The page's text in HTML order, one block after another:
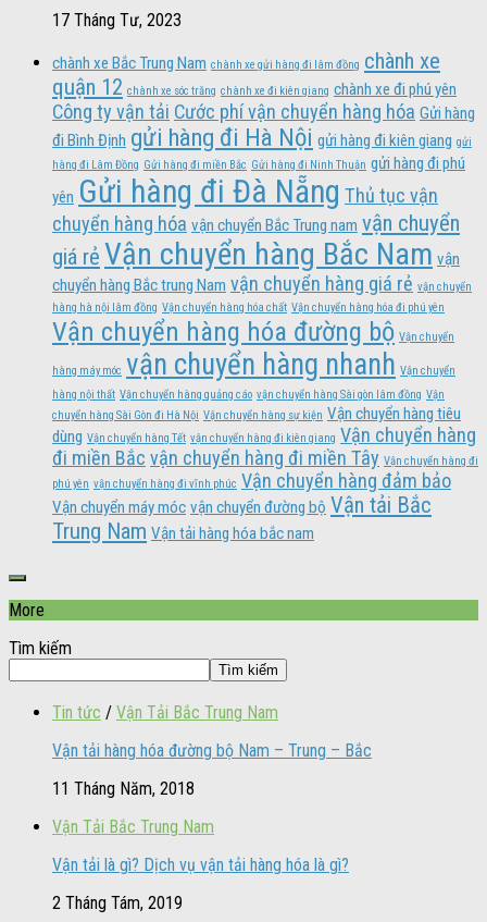
17 Tháng Tư, 2023
chành xe Bắc Trung Nam chành xe gửi hàng đi lâm đồng chành xe
quận 12 chành xe sóc trăng chành xe đi kiên giang chành xe đi phú yên
Công ty vận tải Cước phí vận chuyển hàng hóa Gửi hàng
đi Bình Định gửi hàng đi Hà Nội gửi hàng đi kiên giang gửi
hàng đi Lâm Đồng Gửi hàng đi miền Bắc Gửi hàng đi Ninh Thuận gửi hàng đi phú
yên Gửi hàng đi Đà Nẵng Thủ tục vận
chuyển hàng hóa vận chuyển Bắc Trung nam vận chuyển
giá rẻ Vận chuyển hàng Bắc Nam vận
chuyển hàng Bắc trung Nam vận chuyển hàng giá rẻ vận chuyển
hàng hà nội lâm đồng Vận chuyển hàng hóa chất Vận chuyển hàng hóa đi phú yên
Vận chuyển hàng hóa đường bộ Vận chuyển
hàng máy móc vận chuyển hàng nhanh Vận chuyển
hàng nội thất Vận chuyển hàng quảng cáo vận chuyển hàng Sài gòn lâm đồng Vận
chuyển hàng Sài Gòn đi Hà Nội Vận chuyển hàng sự kiện Vận chuyển hàng tiêu
dùng Vận chuyển hàng Tết vận chuyển hàng đi kiên giang Vận chuyển hàng
đi miền Bắc vận chuyển hàng đi miền Tây Vận chuyển hàng đi
phú yên vận chuyển hàng đi vĩnh phúc Vận chuyển hàng đảm bảo
Vận chuyển máy móc vận chuyển đường bộ Vận tải Bắc
Trung Nam Vận tải hàng hóa bắc nam
More
Tìm kiếm
Tìm kiếm
Tin tức / Vận Tải Bắc Trung Nam
Vận tải hàng hóa đường bộ Nam – Trung – Bắc
11 Tháng Năm, 2018
Vận Tải Bắc Trung Nam
Vận tải là gì? Dịch vụ vận tải hàng hóa là gì?
2 Tháng Tám, 2019